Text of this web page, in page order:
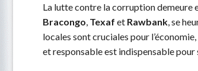
La lutte contre la corruption demeure
Bracongo, Texaf et Rawbank, se
locales sont cruciales pour
et responsable est indispensable